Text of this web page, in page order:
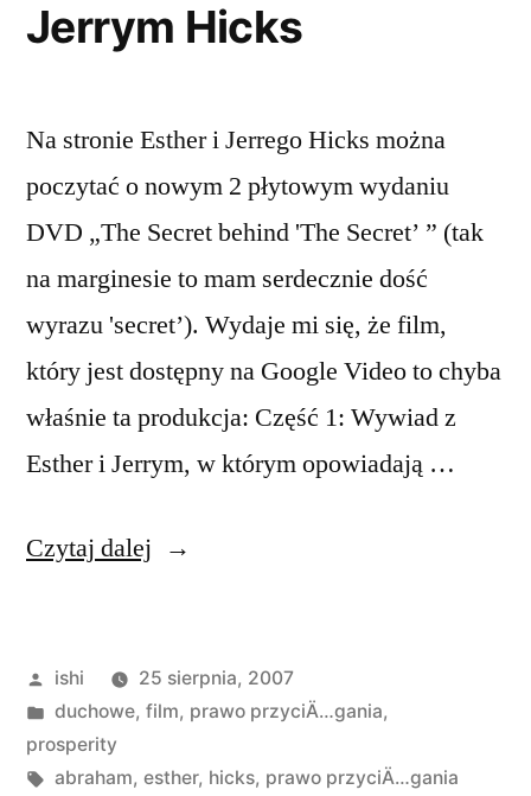
Jerrym Hicks
Na stronie Esther i Jerrego Hicks można
poczytać o nowym 2 płytowym wydaniu
DVD „The Secret behind 'The Secret’ ” (tak
na marginesie to mam serdecznie dość
wyrazu 'secret’). Wydaje mi się, że film,
który jest dostępny na Google Video to chyba
właśnie ta produkcja: Część 1: Wywiad z
Esther i Jerrym, w którym opowiadają …
Czytaj dalej „Wywiad
i
Jerrym
Hicks”
Opublikowane
przez
ishi
25 sierpnia, 2007
Opublikowano
w
duchowe, film, prawo przyciÄ…gania,
prosperity
Tagi:
abraham, esther, hicks, prawo przyciÄ…gania